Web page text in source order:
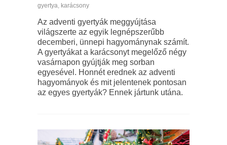
gyertya, karácsony
Az adventi gyertyák meggyújtása
világszerte az egyik legnépszerűbb
decemberi, ünnepi hagyománynak számít.
A gyertyákat a karácsonyt megelőző négy
vasárnapon gyújtják meg sorban
egyesével. Honnét erednek az adventi
hagyományok és mit jelentenek pontosan
az egyes gyertyák? Ennek jártunk utána.